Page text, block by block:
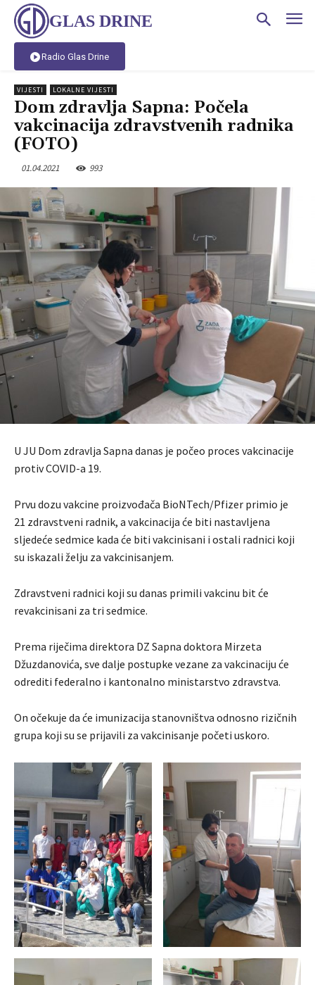
GLAS DRINE
Radio Glas Drine
VIJESTI LOKALNE VIJESTI
Dom zdravlja Sapna: Počela
vakcinacija zdravstvenih radnika
(FOTO)
01.04.2021 993
U JU Dom zdravlja Sapna danas je počeo proces vakcinacije
protiv COVID-a 19.
Prvu dozu vakcine proizvođača BioNTech/Pfizer primio je
21 zdravstveni radnik, a vakcinacija će biti nastavljena
sljedeće sedmice kada će biti vakcinisani i ostali radnici koji
su iskazali želju za vakcinisanjem.
Zdravstveni radnici koji su danas primili vakcinu bit će
revakcinisani za tri sedmice.
Prema riječima direktora DZ Sapna doktora Mirzeta
Džuzdanovića, sve dalje postupke vezane za vakcinaciju će
odrediti federalno i kantonalno ministarstvo zdravstva.
On očekuje da će imunizacija stanovništva odnosno rizičnih
grupa koji su se prijavili za vakcinisanje početi uskoro.